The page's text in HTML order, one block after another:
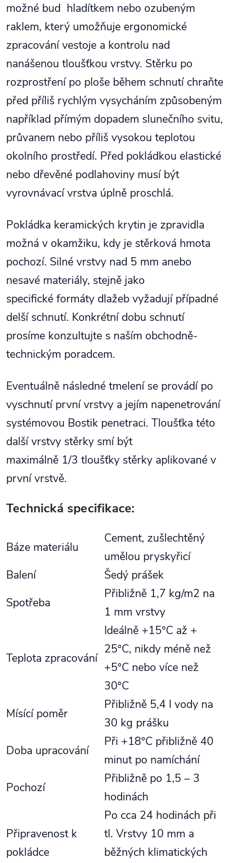
možné bud hladítkem nebo ozubeným
raklem, který umožňuje ergonomické
zpracování vestoje a kontrolu nad
nanášenou tloušťkou vrstvy. Stěrku po
rozprostření po ploše během schnutí chraňte
před příliš rychlým vysycháním způsobeným
například přímým dopadem slunečního svitu,
průvanem nebo příliš vysokou teplotou
okolního prostředí. Před pokládkou elastické
nebo dřevěné podlahoviny musí být
vyrovnávací vrstva úplně proschlá.
Pokládka keramických krytin je zpravidla
možná v okamžiku, kdy je stěrková hmota
pochozí. Silné vrstvy nad 5 mm anebo
nesavé materiály, stejně jako
specifické formáty dlažeb vyžadují případné
delší schnutí. Konkrétní dobu schnutí
prosíme konzultujte s naším obchodně-
technickým poradcem.
Eventuálně následné tmelení se provádí po
vyschnutí první vrstvy a jejím napenetrování
systémovou Bostik penetraci. Tloušťka této
další vrstvy stěrky smí být
maximálně 1/3 tloušťky stěrky aplikované v
první vrstvě.
Technická specifikace:
Báze materiálu
Cement, zušlechtěný
umělou pryskyřicí
Balení
Šedý prášek
Spotřeba
Přibližně 1,7 kg/m2 na
1 mm vrstvy
Teplota zpracování
Ideálně +15°C až +
25°C, nikdy méně než
+5°C nebo více než
30°C
Mísící poměr
Přibližně 5,4 l vody na
30 kg prášku
Doba upracování
Při +18°C přibližně 40
minut po namíchání
Pochozí
Přibližně po 1,5 – 3
hodinách
Připravenost k
pokládce
Po cca 24 hodinách při
tl. Vrstvy 10 mm a
běžných klimatických